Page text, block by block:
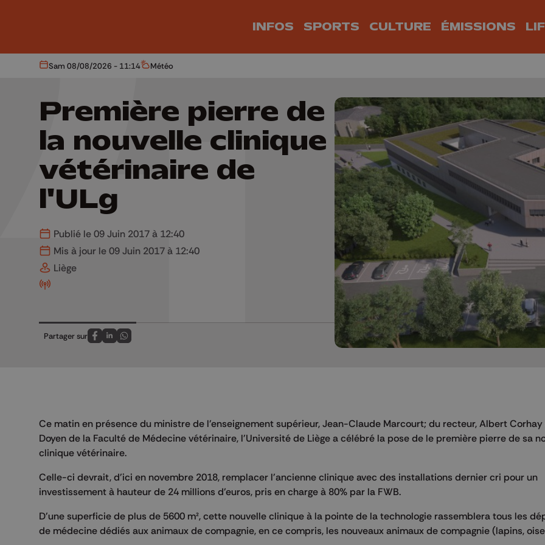
INFOS SPORTS CULTURE ÉMISSIONS
Aujourd'hui
Sam 08/08/2026 - 11:14 Météo
Météo
Première pierre de
la nouvelle clinique
vétérinaire de
l'ULg
Publié le 09 Juin 2017 à 12:40
Mis à jour le 09 Juin 2017 à 12:40
Liège
Partager sur
Partagez sur FaceBook
Partagez sur LinkedIn
Partagez sur Whatsapp
Ce matin en présence du ministre de l'enseignement supérieur, Jean-Claude Marcourt; du recteur, Albert Corhay
Doyen de la Faculté de Médecine vétérinaire, l'Université de Liège a célébré la pose de le première pierre de sa
clinique vétérinaire.
Celle-ci devrait, d'ici en novembre 2018, remplacer l'ancienne clinique avec des installations dernier cri pour un
investissement à hauteur de 24 millions d'euros, pris en charge à 80% par la FWB.
D'une superficie de plus de 5600 m², cette nouvelle clinique à la pointe de la technologie rassemblera tous les
de médecine dédiés aux animaux de compagnie, en ce compris, les nouveaux animaux de compagnie (lapins,